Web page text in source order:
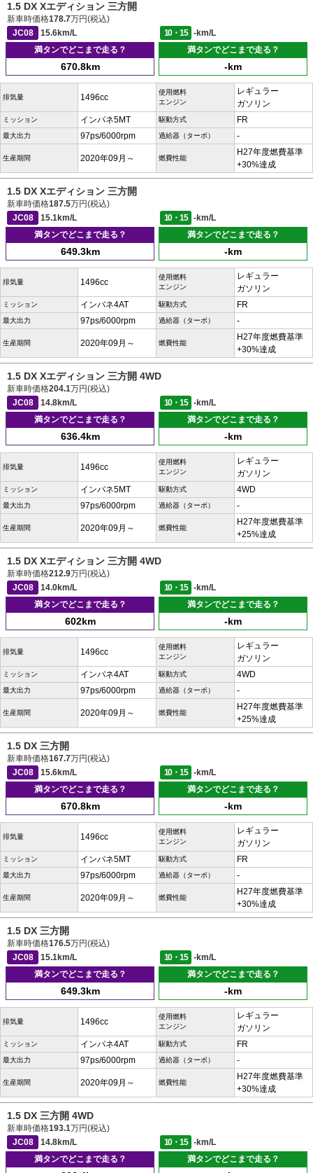
1.5 DX Xエディション 三方開
新車時価格178.7万円(税込)
JC08
15.6km/L 10・15
-km/L
満タンでどこまで走る？
670.8km
満タンでどこまで走る？
-km
排気量 1496cc
使用燃料
エンジン
レギュラー
ガソリン
ミッション インパネ5MT 駆動方式 FR
最大出力 97ps/6000rpm 過給器（ターボ） -
生産期間 2020年09月～ 燃費性能
H27年度燃費基準
+30%達成
1.5 DX Xエディション 三方開
新車時価格187.5万円(税込)
JC08
15.1km/L 10・15
-km/L
満タンでどこまで走る？
649.3km
満タンでどこまで走る？
-km
排気量 1496cc
使用燃料
エンジン
レギュラー
ガソリン
ミッション インパネ4AT 駆動方式 FR
最大出力 97ps/6000rpm 過給器（ターボ） -
生産期間 2020年09月～ 燃費性能
H27年度燃費基準
+30%達成
1.5 DX Xエディション 三方開 4WD
新車時価格204.1万円(税込)
JC08
14.8km/L 10・15
-km/L
満タンでどこまで走る？
636.4km
満タンでどこまで走る？
-km
排気量 1496cc
使用燃料
エンジン
レギュラー
ガソリン
ミッション インパネ5MT 駆動方式 4WD
最大出力 97ps/6000rpm 過給器（ターボ） -
生産期間 2020年09月～ 燃費性能
H27年度燃費基準
+25%達成
1.5 DX Xエディション 三方開 4WD
新車時価格212.9万円(税込)
JC08
14.0km/L 10・15
-km/L
満タンでどこまで走る？
602km
満タンでどこまで走る？
-km
排気量 1496cc
使用燃料
エンジン
レギュラー
ガソリン
ミッション インパネ4AT 駆動方式 4WD
最大出力 97ps/6000rpm 過給器（ターボ） -
生産期間 2020年09月～ 燃費性能
H27年度燃費基準
+25%達成
1.5 DX 三方開
新車時価格167.7万円(税込)
JC08
15.6km/L 10・15
-km/L
満タンでどこまで走る？
670.8km
満タンでどこまで走る？
-km
排気量 1496cc
使用燃料
エンジン
レギュラー
ガソリン
ミッション インパネ5MT 駆動方式 FR
最大出力 97ps/6000rpm 過給器（ターボ） -
生産期間 2020年09月～ 燃費性能
H27年度燃費基準
+30%達成
1.5 DX 三方開
新車時価格176.5万円(税込)
JC08
15.1km/L 10・15
-km/L
満タンでどこまで走る？
649.3km
満タンでどこまで走る？
-km
排気量 1496cc
使用燃料
エンジン
レギュラー
ガソリン
ミッション インパネ4AT 駆動方式 FR
最大出力 97ps/6000rpm 過給器（ターボ） -
生産期間 2020年09月～ 燃費性能
H27年度燃費基準
+30%達成
1.5 DX 三方開 4WD
新車時価格193.1万円(税込)
JC08
14.8km/L 10・15
-km/L
満タンでどこまで走る？
満タンでどこまで走る？